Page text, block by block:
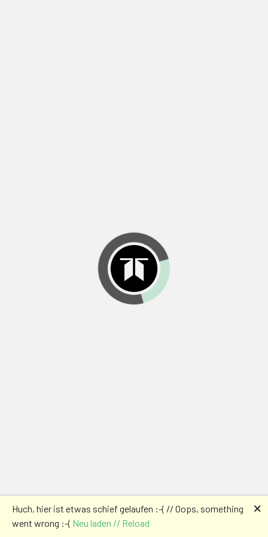
Huch, hier ist etwas schief gelaufen :-( // Oops, something
went wrong :-( Neu laden // Reload
🗙